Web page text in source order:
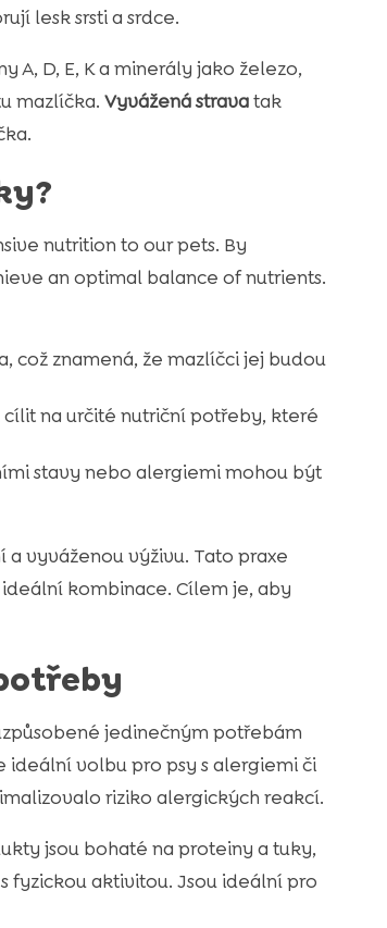
lesk srsti a srdce.
A, D, E, K a minerály jako železo,
mazlíčka. Vyvážená stravatak
nutrition to our pets. By
an optimal balance of nutrients.
znamená, že mazlíčci jej budou
na určité nutriční potřeby, které
stavy nebo alergiemi mohou být
vyváženou výživu. Tato praxe
kombinace. Cílem je, aby
jedinečným potřebám
ideální volbu pro psy s alergiemi či
riziko alergických reakcí.
jsou bohaté na proteiny a tuky,
fyzickou aktivitou. Jsou ideální pro